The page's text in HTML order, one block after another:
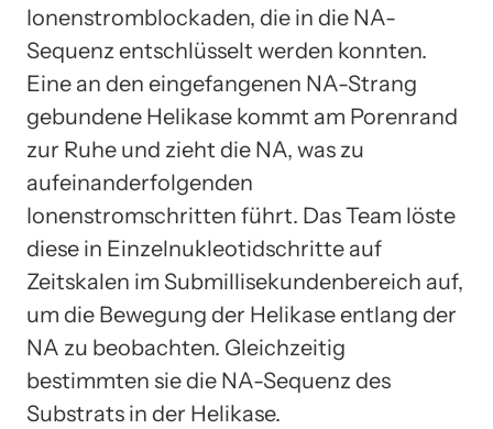
Ionenstromblockaden, die in die NA-
Sequenz entschlüsselt werden konnten.
Eine an den eingefangenen NA-Strang
gebundene Helikase kommt am Porenrand
zur Ruhe und zieht die NA, was zu
aufeinanderfolgenden
Ionenstromschritten führt. Das Team löste
diese in Einzelnukleotidschritte auf
Zeitskalen im Submillisekundenbereich auf,
um die Bewegung der Helikase entlang der
NA zu beobachten. Gleichzeitig
bestimmten sie die NA-Sequenz des
Substrats in der Helikase.